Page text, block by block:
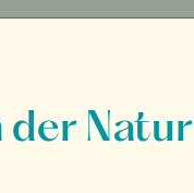
der Natur